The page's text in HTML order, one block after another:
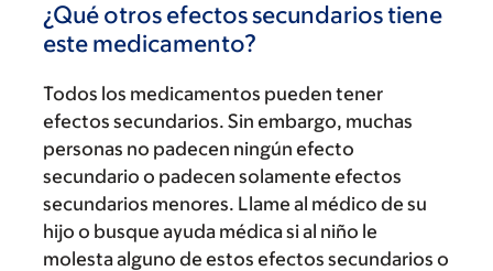
¿Qué otros efectos secundarios tiene
este medicamento?
Todos los medicamentos pueden tener
efectos secundarios. Sin embargo, muchas
personas no padecen ningún efecto
secundario o padecen solamente efectos
secundarios menores. Llame al médico de su
hijo o busque ayuda médica si al niño le
molesta alguno de estos efectos secundarios o